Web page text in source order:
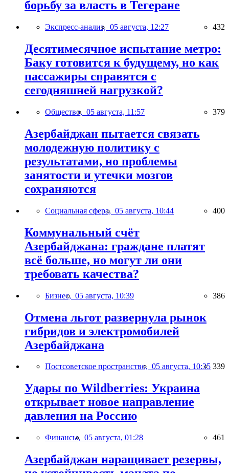
борьбу за власть в Тегеране
Экспресс-анализ, 05 августа, 12:27 432
Десятимесячное испытание метро:
Баку готовится к будущему, но как
пассажиры справятся с
сегодняшней нагрузкой?
Общество, 05 августа, 11:57 379
Азербайджан пытается связать
молодежную политику с
результатами, но проблемы
занятости и утечки мозгов
сохраняются
Социальная сфера, 05 августа, 10:44 400
Коммунальный счёт
Азербайджана: граждане платят
всё больше, но могут ли они
требовать качества?
Бизнес, 05 августа, 10:39 386
Отмена льгот развернула рынок
гибридов и электромобилей
Азербайджана
Постсоветское пространство, 05 августа, 10:35 339
Удары по Wildberries: Украина
открывает новое направление
давления на Россию
Финансы, 05 августа, 01:28 461
Азербайджан наращивает резервы,